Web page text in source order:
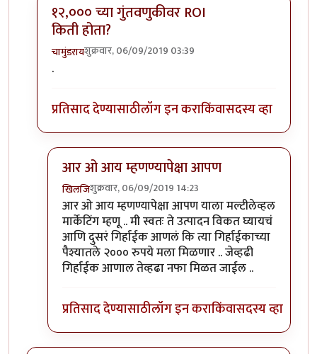
१२,००० च्या गुंतवणुकीवर ROI
किती होता?
चामुंडरायशुक्रवार, 06/09/2019 03:39
In reply to
.
प्रतिसाद देण्यासाठीलॉग इन कराकिंवासदस्य व्हा
आर ओ आय म्हणण्यापेक्षा आपण
खिलजिशुक्रवार, 06/09/2019 14:23
In reply to१२,००० च्या गुंतवणुकीवर ROI किती होता?
आर ओ आय म्हणण्यापेक्षा आपण याला मल्टीलेव्हल
मार्केटिंग म्हणू .. मी स्वतः ते उत्पादन विकत घ्यायचं
आणि दुसरं गिर्हाईक आणलं कि त्या गिर्हाईकाच्या
पैश्यातले २००० रुपये मला मिळणार .. जेव्हढी
गिर्हाईक आणाल तेव्हढा नफा मिळत जाईल ..
प्रतिसाद देण्यासाठीलॉग इन कराकिंवासदस्य व्हा